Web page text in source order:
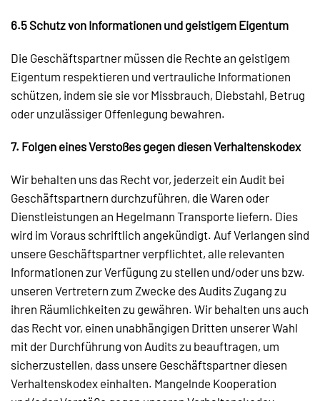
6.5 Schutz von Informationen und geistigem Eigentum
Die Geschäftspartner müssen die Rechte an geistigem
Eigentum respektieren und vertrauliche Informationen
schützen, indem sie sie vor Missbrauch, Diebstahl, Betrug
oder unzulässiger Offenlegung bewahren.
7. Folgen eines Verstoßes gegen diesen Verhaltenskodex
Wir behalten uns das Recht vor, jederzeit ein Audit bei
Geschäftspartnern durchzuführen, die Waren oder
Dienstleistungen an Hegelmann Transporte liefern. Dies
wird im Voraus schriftlich angekündigt. Auf Verlangen sind
unsere Geschäftspartner verpflichtet, alle relevanten
Informationen zur Verfügung zu stellen und/oder uns bzw.
unseren Vertretern zum Zwecke des Audits Zugang zu
ihren Räumlichkeiten zu gewähren. Wir behalten uns auch
das Recht vor, einen unabhängigen Dritten unserer Wahl
mit der Durchführung von Audits zu beauftragen, um
sicherzustellen, dass unsere Geschäftspartner diesen
Verhaltenskodex einhalten. Mangelnde Kooperation